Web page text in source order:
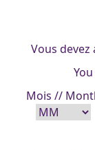
Vous
Mois //